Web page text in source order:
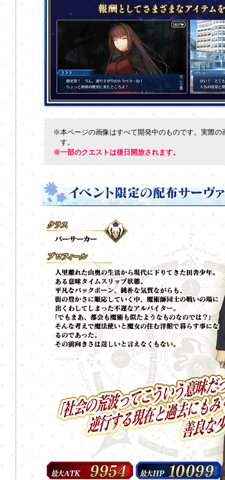
※本ページの画像はすべて開発中のものです。実際の
す。
※一部のクエストは後日開放されます。